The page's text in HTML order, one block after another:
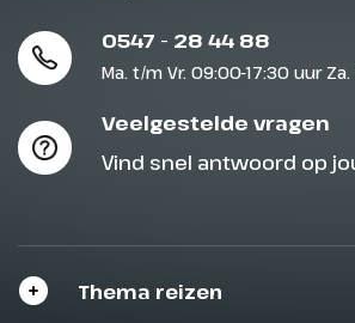
0547 - 28 44 88
Ma. t/m Vr. 09:00-17:30 uur
Veelgestelde vragen
Vind snel antwoord op
Thema reizen